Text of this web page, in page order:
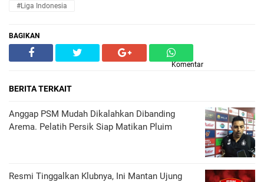
#Liga Indonesia
BAGIKAN
Komentar
BERITA TERKAIT
Anggap PSM Mudah Dikalahkan Dibanding
Arema. Pelatih Persik Siap Matikan Pluim
Resmi Tinggalkan Klubnya, Ini Mantan Ujung